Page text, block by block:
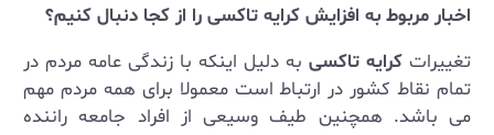
اخبار مربوط به افزایش کرایه تاکسی را از کجا دنبال کنیم؟
تغییرات کرایه تاکسی به دلیل اینکه با زندگی عامه مردم در
تمام نقاط کشور در ارتباط است معمولا برای همه مردم مهم
می باشد. همچنین طیف وسیعی از افراد جامعه راننده